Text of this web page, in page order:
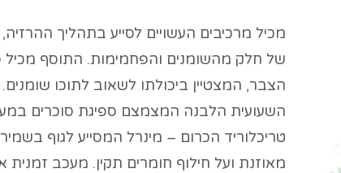
מכיל מרכיבים העשויים לסייע בתהליך
של חלק מהשומנים והפחמימות. התוסף מכיל
הצבר, המצטיין ביכולתו לשאוב לתוכו שומנים.
השעועית הלבנה המצמצם ספיגת סוכרים
טריכלוריד הכרום – מינרל המסייע לגוף
מאוזנת ועל חילוף חומרים תקין. מעכב זמנית